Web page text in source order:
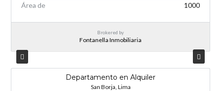
Área de
1000
Brokered by
Fontanella Inmobiliaria
Departamento en Alquiler
San Borja, Lima